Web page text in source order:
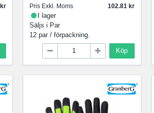
Pris Exkl. Moms
102.81
I lager
Säljs i Par
12 par / förpackning.
Köp